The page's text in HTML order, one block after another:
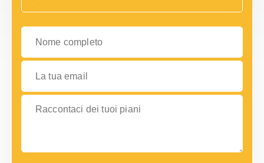
Nome completo
La tua email
Raccontaci dei tuoi piani